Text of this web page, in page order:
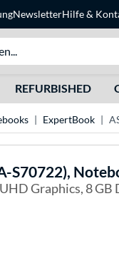
NewsletterHilfe&
REFURBISHED
ExpertBook
S70722),
Graphics, 8 GB